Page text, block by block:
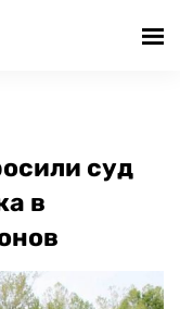
суд
в